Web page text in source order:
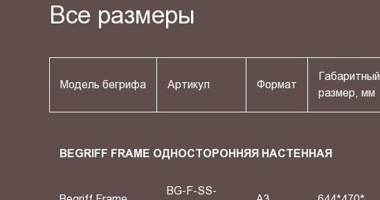
Все размеры
Модель бегрифа Артикул Формат
Габаритный
размер, мм
BEGRIFF FRAME ОДНОСТОРОННЯЯ НАСТЕННАЯ
BG-F-SS-